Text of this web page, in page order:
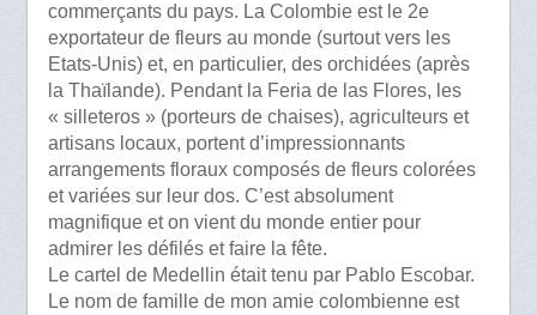
commerçants du pays. La Colombie est le 2e
exportateur de fleurs au monde (surtout vers les
Etats-Unis) et, en particulier, des orchidées (après
la Thaïlande). Pendant la Feria de las Flores, les
« silleteros » (porteurs de chaises), agriculteurs et
artisans locaux, portent d’impressionnants
arrangements floraux composés de fleurs colorées
et variées sur leur dos. C’est absolument
magnifique et on vient du monde entier pour
admirer les défilés et faire la fête.
Le cartel de Medellin était tenu par Pablo Escobar.
Le nom de famille de mon amie colombienne est